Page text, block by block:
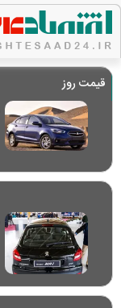
قیمت روز